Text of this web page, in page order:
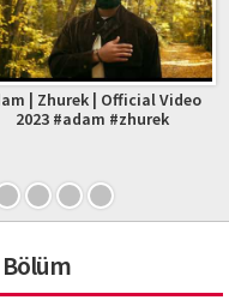
| Zhurek | Official Video
2023 #adam #zhurek
Bölüm